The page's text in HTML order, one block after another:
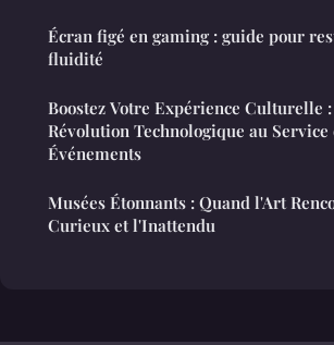
Écran figé en gaming : guide pour
fluidité
Boostez Votre Expérience Culturelle
Révolution Technologique au Service
Événements
Musées Étonnants : Quand l'Art
Curieux et l'Inattendu